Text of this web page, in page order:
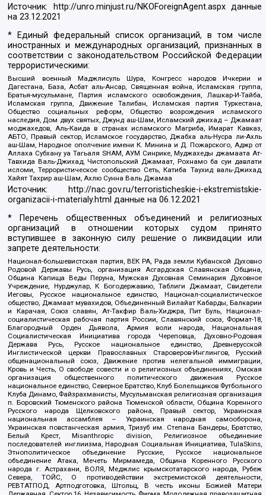
Источник: http://unro.minjust.ru/NKOForeignAgent.aspxданные
на23.12.2021
* Единый федеральный список организаций, в том числе
иностранных и международных организаций, признанных в
соответствии с законодательством Российской Федерации
террористическими:
Высший военный Маджлисуль Шура, Конгресс народов Ичкерии и
Дагестана, База, Асбат аль-Ансар, Священная война, Исламская группа,
Братья-мусульмане, Партия исламского освобождения, Лашкар-И-Тайба,
Исламская группа, Движение Талибан, Исламская партия Туркестана,
Общество социальных реформ, Общество возрождения исламского
наследия, Дом двух святых, Джунд аш-Шам, Исламский джихад – Джамаат
моджахедов, Аль-Каида в странах исламского Магриба, Имарат Кавказ,
АБТО, Правый сектор, Исламское государство, Джабха аль-Нусра ли-Ахль
аш-Шам, Народное ополчение имени К. Минина и Д. Пожарского, Аджр от
Аллаха Субхану уа Тагьаля SHAM, АУМ Синрике, Муджахеды джамаата Ат-
Тавхида Валь-Джихад, Чистопольский Джамаат, Рохнамо ба суи давлати
исломи, Террористическое сообщество Сеть, Катиба Таухид валь-Джихад,
Хайят Тахрир аш-Шам, Ахлю Сунна Валь Джамаа
Источник:
http://nac.gov.ru/terroristicheskie-i-ekstremistskie-
organizacii-i-materialy.html данные на06.12.2021
* Перечень общественных объединений и религиозных
организаций в отношении которых судом принято
вступившее в законную силу решение о ликвидации или
запрете деятельности:
Национал-большевистская партия, ВЕК РА, Рада земли Кубанской Духовно
Родовой Державы Русь, организация Асгардская Славянская Община,
Община Капища Веды Перуна, Мужская Духовная Семинария Духовное
Учреждение, Нурджулар, К Богодержавию, Таблиги Джамаат, Свидетели
Иеговы, Русское национальное единство, Национал-социалистическое
общество, Джамаат мувахидов, Объединенный Вилайат Кабарды, Балкарии
и Карачая, Союз славян, Ат-Такфир Валь-Хиджра, Пит Буль, Национал-
социалистическая рабочая партия России, Славянский союз, Формат-18,
Благородный Орден Дьявола, Армия воли народа, Национальная
Социалистическая Инициатива города Череповца, Духовно-Родовая
Держава Русь, Русское национальное единство, Древнерусской
Инглистической церкви Православных Староверов-Инглингов, Русский
общенациональный союз, Движение против нелегальной иммиграции,
Кровь и Честь, О свободе совести и о религиозных объединениях, Омская
организация общественного политического движения Русское
национальное единство, Северное Братство, Клуб Болельщиков Футбольного
Клуба Динамо, Файзрахманисты, Мусульманская религиозная организация
п. Боровский Тюменского района Тюменской области, Община Коренного
Русского народа Щелковского района, Правый сектор, Украинская
национальная ассамблея – Украинская народная самооборона,
Украинская повстанческая армия, Тризуб им. Степана Бандеры, Братство,
Белый Крест, Misanthropic division, Религиозное объединение
последователей инглиизма, Народная Социальная Инициатива, TulaSkins,
Этнополитическое объединение Русские, Русское национальное
объединение Атака, Мечеть Мирмамеда, Община Коренного Русского
народа г. Астрахани, ВОЛЯ, Меджлис крымскотатарского народа, Рубеж
Севера, ТОЙС, О противодействии экстремистской деятельности,
РЕВТАТПОД, Артподготовка, Штольц, В честь иконы Божией Матери